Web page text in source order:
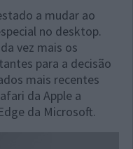
a mudar ao
no desktop.
vez mais os
para a decisão
mais recentes
da Apple a
da Microsoft.